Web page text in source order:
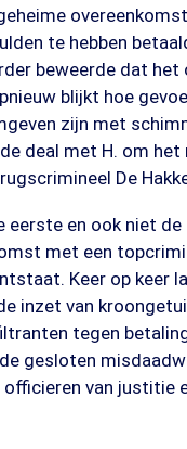
te hebben
beweerde dat het
blijkt hoe
zijn met
deal met H. om het
De
eerste en ook niet
met een
Keer op keer
inzet van
tegen
gesloten
van justitie